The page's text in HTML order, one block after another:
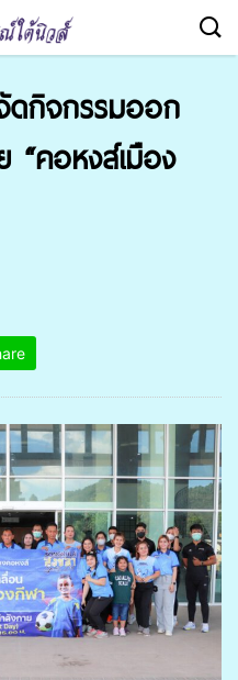
ดกิจกรรมออก
“คอหงส์เมือง